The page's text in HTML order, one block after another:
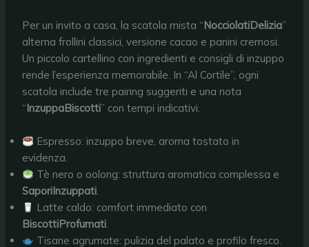
Per un invito a casa, la scatola mista “NocciolatiDelizia”
alterna frollini classici, versione cacao e panini cremosi.
Un piccolo cartellino con ingredienti e consigli di inzuppo
rende l’esperienza memorabile. In “Al Cortile”, ogni
scatola include tre pairing suggeriti e una nota
“InzuppaBiscotti” con tempi indicativi.
Espresso: inzuppo breve, aroma tostato in
evidenza.
Tè nero o oolong: struttura aromatica complessa e
SaporiInzuppati.
Latte caldo: comfort immediato con
BiscottiProfumati.
Tisane agrumate: pulizia del palato e profilo fresco.